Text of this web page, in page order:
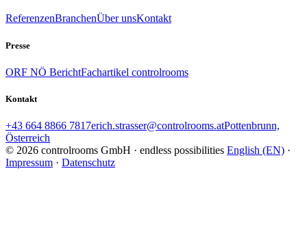
ReferenzenBranchenÜber unsKontakt
Presse
ORF NÖ BerichtFachartikel controlrooms
Kontakt
+43 664 8866 7817erich.strasser@controlrooms.atPottenbrunn,
Österreich
© 2026 controlrooms GmbH · endless possibilities English (EN) ·
Impressum · Datenschutz